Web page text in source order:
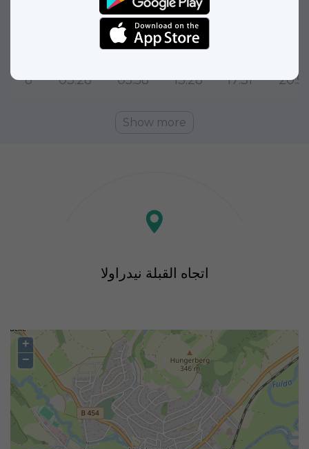
05:55 13:29
05:57 13:28
8 03:28 05:58 13:28 17:31
Show more
اتجاه القبلة نیدراولا
+
−